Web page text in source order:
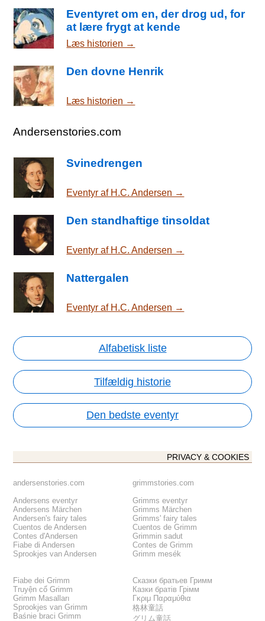
Eventyret om en, der drog ud, for
at lære frygt at kende
Læs historien →
Den dovne Henrik
Læs historien →
Andersenstories.com
Svinedrengen
Eventyr af H.C. Andersen →
Den standhaftige tinsoldat
Eventyr af H.C. Andersen →
Nattergalen
Eventyr af H.C. Andersen →
Alfabetisk liste
Tilfældig historie
Den bedste eventyr
PRIVACY & COOKIES
andersenstories.com
Andersens eventyr
Andersens Märchen
Andersen's fairy tales
Cuentos de Andersen
Contes d'Andersen
Fiabe di Andersen
Sprookjes van Andersen
grimmstories.com
Grimms eventyr
Grimms Märchen
Grimms' fairy tales
Cuentos de Grimm
Grimmin sadut
Contes de Grimm
Grimm mesék
Fiabe dei Grimm
Truyện cổ Grimm
Grimm Masalları
Sprookjes van Grimm
Baśnie braci Grimm
Сказки братьев Гримм
Казки братів Грімм
Γκριμ Παραμύθια
格林童話
グリム童話